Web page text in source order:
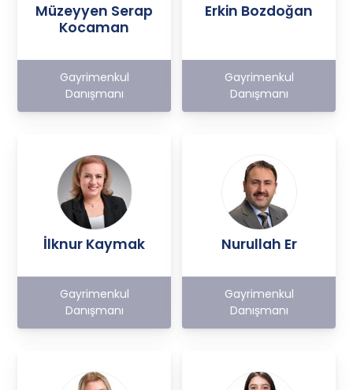
Müzeyyen Serap
Kocaman
Gayrimenkul
Danışmanı
Erkin Bozdoğan
Gayrimenkul
Danışmanı
İlknur Kaymak
Gayrimenkul
Danışmanı
Nurullah Er
Gayrimenkul
Danışmanı